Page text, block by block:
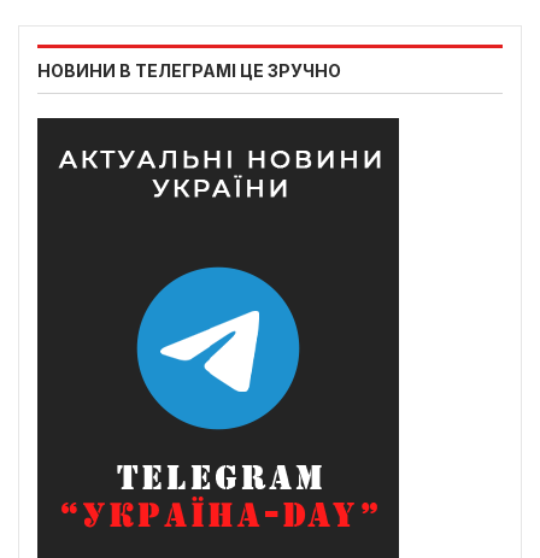
НОВИНИ В ТЕЛЕГРАМІ ЦЕ ЗРУЧНО